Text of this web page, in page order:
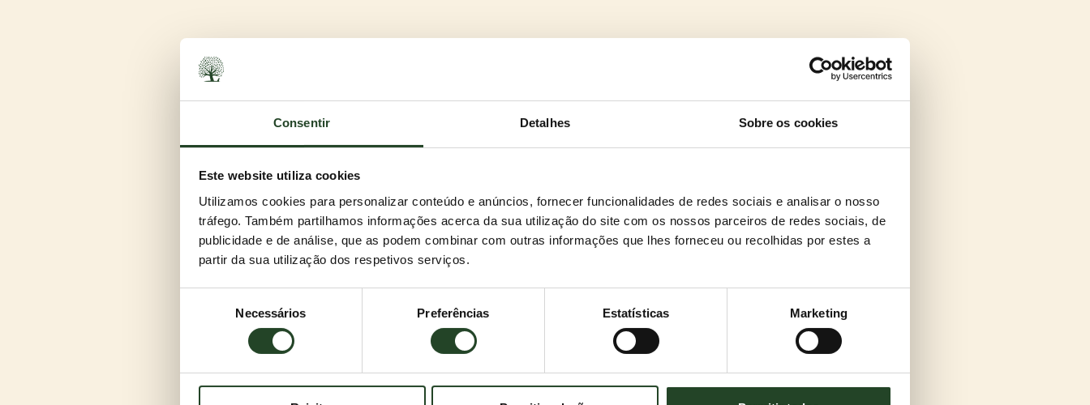
Consentir Detalhes Sobre os cookies
Este website utiliza cookies
Utilizamos cookies para personalizar conteúdo e anúncios, fornecer funcionalidades de redes sociais e analisar o nosso
tráfego. Também partilhamos informações acerca da sua utilização do site com os nossos parceiros de redes sociais, de
publicidade e de análise, que as podem combinar com outras informações que lhes forneceu ou recolhidas por estes a
partir da sua utilização dos respetivos serviços.
consentimento
Necessários Preferências Estatísticas Marketing